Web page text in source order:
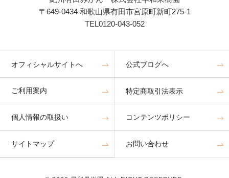
〒649-0434 和歌山県有田市宮原町新町275-1
TEL0120-043-052
オフィシャルサイトへ 公式ブログへ
ご利用案内 特定商取引法表示
個人情報の取扱い コンテンツポリシー
サイトマップ お問い合わせ